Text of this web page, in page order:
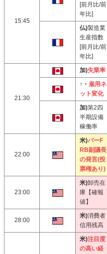
15:45
[前月比/前
年比]
仏)製造業
生産指数
[前月比/前
年比]
21:30
加)失業率
↑・ 雇用ネ
ット変化
加)第2四
半期設備
稼働率
22:00
米)バーF
RB副議長
の発言(投
票権あり)
23:00
米)卸売在
庫【確報
値】
28:00
米)消費者
信用残高
米)注目度
の高い経